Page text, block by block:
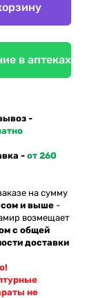
в аптеках
-
-от 260
на сумму
и выше -
возмещает
с общей
доставки
не